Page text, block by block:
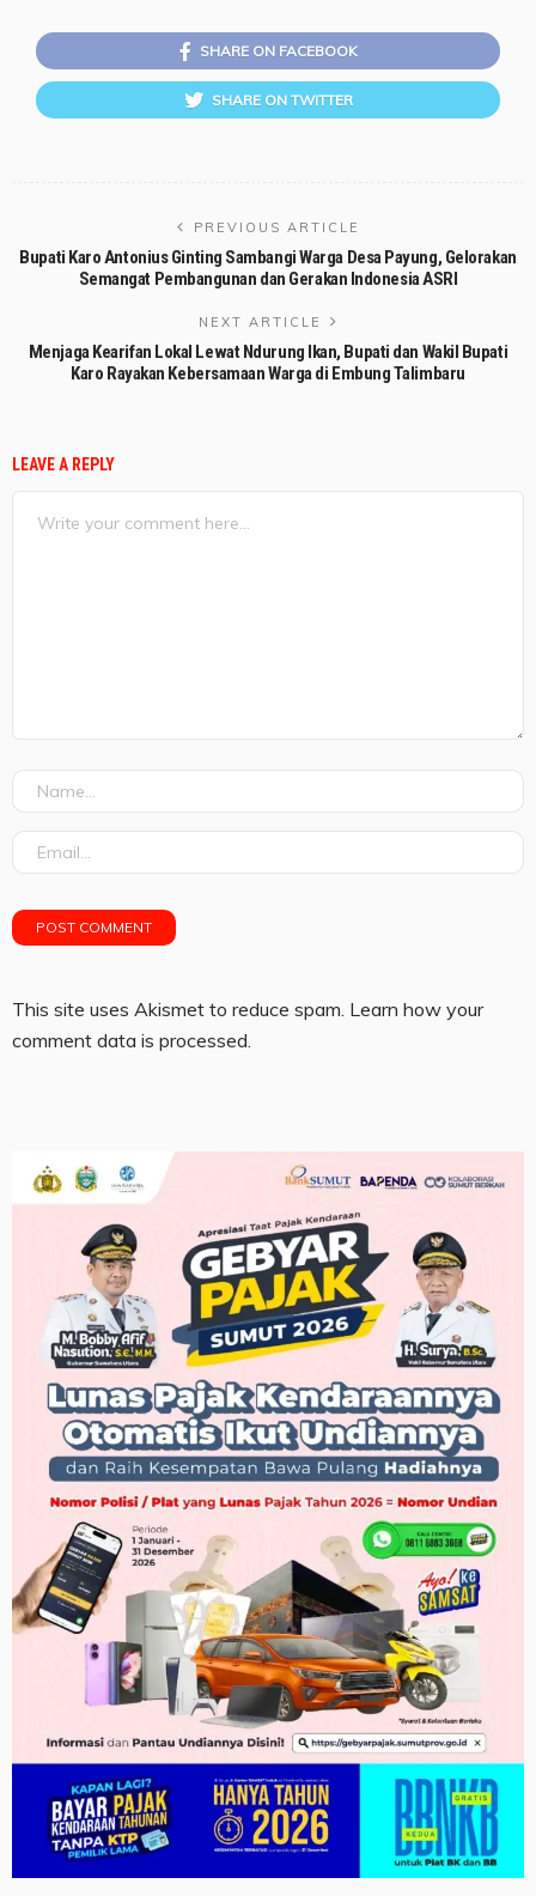
SHARE ON FACEBOOK
SHARE ON TWITTER
PREVIOUS ARTICLE
Bupati Karo Antonius Ginting Sambangi Warga Desa Payung, Gelorakan
Semangat Pembangunan dan Gerakan Indonesia ASRI
NEXT ARTICLE
Menjaga Kearifan Lokal Lewat Ndurung Ikan, Bupati dan Wakil Bupati
Karo Rayakan Kebersamaan Warga di Embung Talimbaru
LEAVE A REPLY
This site uses Akismet to reduce spam. Learn how your
comment data is processed.